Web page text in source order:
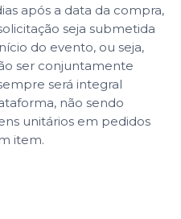
após a data da compra,
seja submetida
do evento, ou seja,
ser conjuntamente
será integral
não sendo
unitários em pedidos
item.